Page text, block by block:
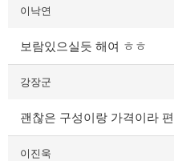
이낙연
보람있으실듯 해여 ㅎㅎ
강장군
괜찮은 구성이랑 가격이라
이진욱